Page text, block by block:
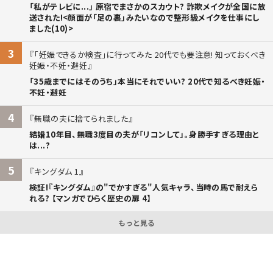
「私がテレビに...」 原宿でまさかのスカウト? 詐欺メイクが全国に放
送された!<顔面が「足の裏」みたいなので整形級メイクを仕事にし
ました(10)>
3
「妊娠できるか検査」に行ってみた 20代でも要注意! 知っておくべき
妊娠・不妊・避妊
「35歳までにはそのうち」本当にそれでいい? 20代で知るべき妊娠・
不妊・避妊
4
無職の夫に捨てられました
結婚10年目、無職3度目の夫が「リコンして」。身勝手すぎる理由と
は...?
5
キングダム 1
検証!『キングダム』の"でかすぎる"人気キャラ、当時の馬で耐えら
れる? 【マンガでひらく歴史の扉 4】
もっと見る